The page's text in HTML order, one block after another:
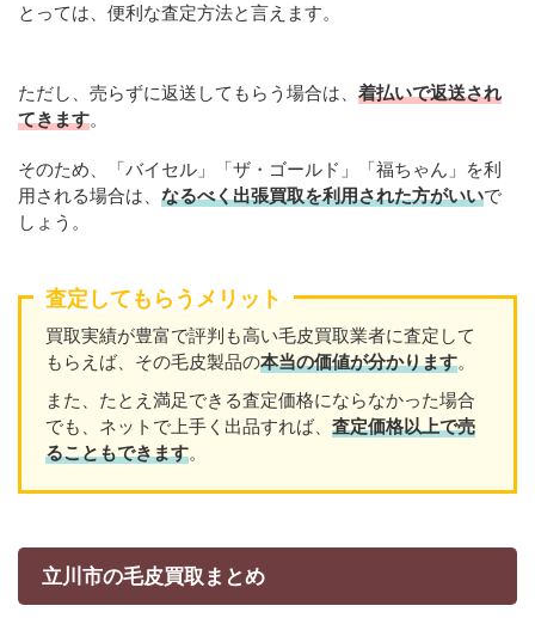
とっては、便利な査定方法と言えます。
ただし、売らずに返送してもらう場合は、 着払いで返送され
てきます。
そのため、「バイセル」「ザ・ゴールド」「福ちゃん」を利
用される場合は、 なるべく出張買取を利用された方がいいで
しょう。
査定してもらうメリット
買取実績が豊富で評判も高い毛皮買取業者に査定して
もらえば、その毛皮製品の本当の価値が分かります。
また、たとえ満足できる査定価格にならなかった場合
でも、ネットで上手く出品すれば、 査定価格以上で売
ることもできます。
立川市の毛皮買取まとめ